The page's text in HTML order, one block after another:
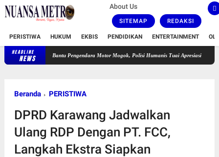
About Us
SITEMAP REDAKSI
PERISTIWA HUKUM EKBIS PENDIDIKAN ENTERTAINMENT
HEADLINE
NEWS
Sigap Bantu Pengendara Motor Mogok, Polisi Humanis Tuai Apresiasi Dihina Hingga
Beranda PERISTIWA
DPRD Karawang Jadwalkan
Ulang RDP Dengan PT. FCC,
Langkah Ekstra Siapkan